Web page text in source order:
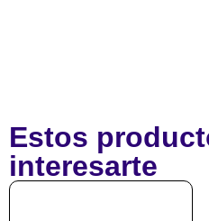
Estos
interesarte